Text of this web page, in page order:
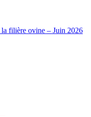
filière ovine – Juin 2026